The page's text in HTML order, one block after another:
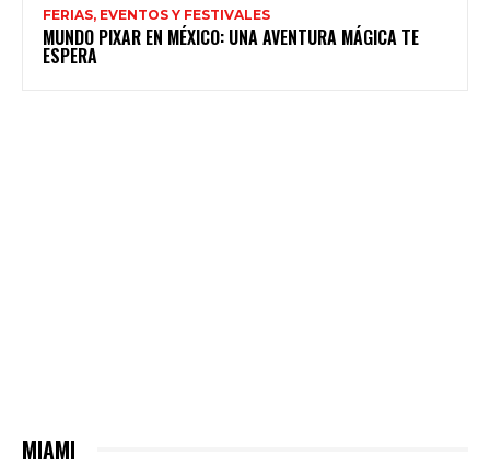
FERIAS, EVENTOS Y FESTIVALES
MUNDO PIXAR EN MÉXICO: UNA AVENTURA MÁGICA TE
ESPERA
MIAMI